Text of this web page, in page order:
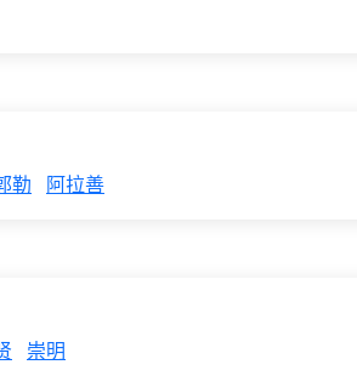
勒 阿拉善
崇明